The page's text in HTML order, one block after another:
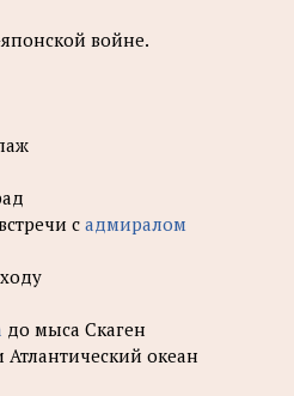
войне.
садмиралом
до мыса Скаген
океан